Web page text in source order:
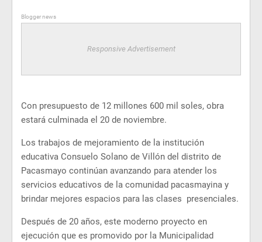
Blogger news
Responsive Advertisement
Con presupuesto de 12 millones 600 mil soles, obra
estará culminada el 20 de noviembre.
Los trabajos de mejoramiento de la institución
educativa Consuelo Solano de Villón del distrito de
Pacasmayo continúan avanzando para atender los
servicios educativos de la comunidad pacasmayina y
brindar mejores espacios para las clases presenciales.
Después de 20 años, este moderno proyecto en
ejecución que es promovido por la Municipalidad